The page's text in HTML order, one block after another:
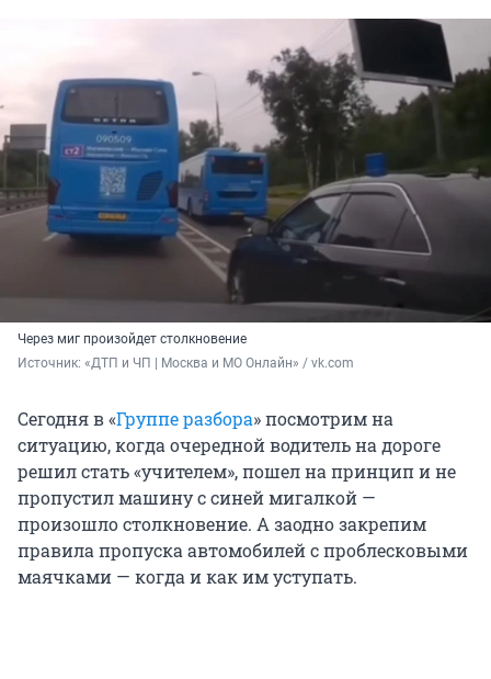
Через миг произойдет столкновение
Источник: «ДТП и ЧП | Москва и МО Онлайн» / vk.com
Сегодня в «Группе разбора» посмотрим на
ситуацию, когда очередной водитель на дороге
решил стать «учителем», пошел на принцип и не
пропустил машину с синей мигалкой —
произошло столкновение. А заодно закрепим
правила пропуска автомобилей с проблесковыми
маячками — когда и как им уступать.